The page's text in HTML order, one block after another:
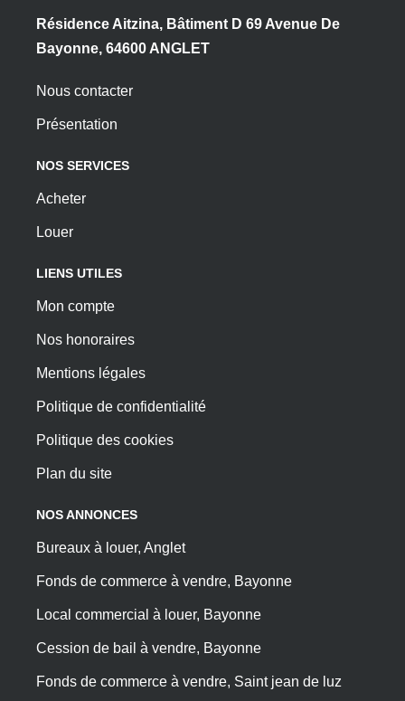
Résidence Aitzina, Bâtiment D 69 Avenue De
Bayonne, 64600 ANGLET
Nous contacter
Présentation
NOS SERVICES
Acheter
Louer
LIENS UTILES
Mon compte
Nos honoraires
Mentions légales
Politique de confidentialité
Politique des cookies
Plan du site
NOS ANNONCES
Bureaux à louer, Anglet
Fonds de commerce à vendre, Bayonne
Local commercial à louer, Bayonne
Cession de bail à vendre, Bayonne
Fonds de commerce à vendre, Saint jean de luz